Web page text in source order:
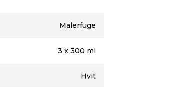
eller etiketten.
med vann i flere
dette kan lett kan
Malerfuge
3 x 300 ml
Hvit